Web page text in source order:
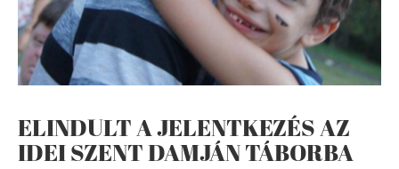
ELINDULT A JELENTKEZÉS AZ
IDEI SZENT DAMJÁN TÁBORBA